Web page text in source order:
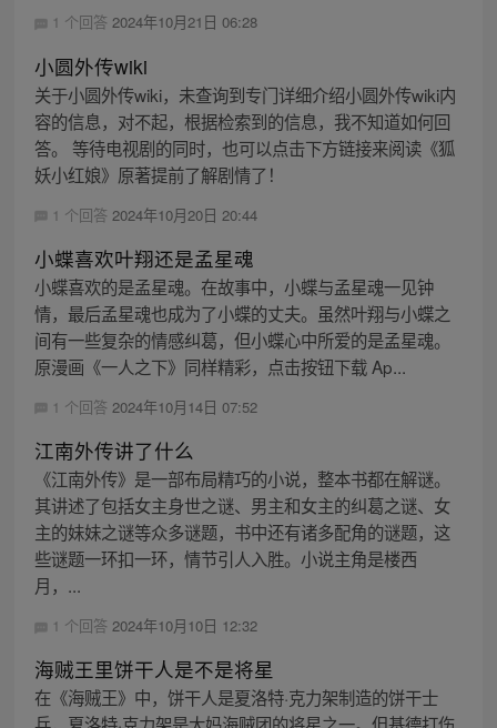
1 个回答 2024年10月21日 06:28
小圆外传wiki
关于小圆外传wiki，未查询到专门详细介绍小圆外传wiki内
容的信息，对不起，根据检索到的信息，我不知道如何回
答。 等待电视剧的同时，也可以点击下方链接来阅读《狐
妖小红娘》原著提前了解剧情了！
1 个回答 2024年10月20日 20:44
小蝶喜欢叶翔还是孟星魂
小蝶喜欢的是孟星魂。在故事中，小蝶与孟星魂一见钟
情，最后孟星魂也成为了小蝶的丈夫。虽然叶翔与小蝶之
间有一些复杂的情感纠葛，但小蝶心中所爱的是孟星魂。
原漫画《一人之下》同样精彩，点击按钮下载 Ap...
1 个回答 2024年10月14日 07:52
江南外传讲了什么
《江南外传》是一部布局精巧的小说，整本书都在解谜。
其讲述了包括女主身世之谜、男主和女主的纠葛之谜、女
主的妹妹之谜等众多谜题，书中还有诸多配角的谜题，这
些谜题一环扣一环，情节引人入胜。小说主角是楼西
月，...
1 个回答 2024年10月10日 12:32
海贼王里饼干人是不是将星
在《海贼王》中，饼干人是夏洛特·克力架制造的饼干士